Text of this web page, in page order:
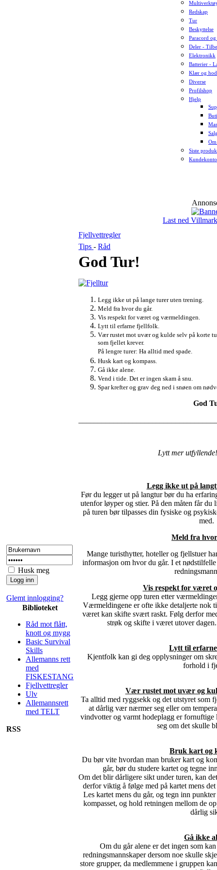
Redskap
Tur
Beskyttelse
Paracord
Deler -
Elektronikk
Batterier -
Klær og
Diverse
Profilshop
Hjelp
Siste
Kundekonto
Husk meg
Glemt innlogging?
Biblioteket
Råd mot flått,
knott og mygg
Basic Survival
Skills
Allemanns rett
med
FISKESTANG
Fjellvettregler
Ulv
Allemannsrett
med TELT
RSS
Last ned
Fjellvettregler
Tips - Råd
God Tur!
Legg ikke ut på lange turer uten trening.
Meld fra hvor du går.
Vis respekt for været og værmeldingen.
Lytt til erfarne fjellfolk.
Vær rustet mot uvær og kulde selv på korte
som fjellet krever.
På lengre turer: Ha alltid med spade.
Husk kart og kompass.
Gå ikke alene.
Vend i tide. Det er ingen skam å snu.
Spar krefter og grav deg ned i snøen om
God
Lytt mer
Legg ikke ut på
Før du legger ut på langtur bør du ha
utenfor løyper og stier. På den måten får
på turen bør tilpasses din fysiske og
med.
Meld fra
Mange turisthytter, hoteller og fjellstuer
informasjon om hvor du går. I et
Vis respekt for været
Legg gjerne opp turen etter
Værmeldingene er ofte ikke detaljerte nok
været kan skifte svært raskt. Følg derfor
strøk og skifte i været utover
Lytt til
Kjentfolk kan gi deg opplysninger om
forhold i
Vær rustet mot uvær og
Ta alltid med ryggsekk og det utstyret som
at dårlig vær nærmer seg eller om
vindvotter og varmt hodeplagg er
seg om det skulle
Bruk kart og
Du bør vite hvordan man bruker kart og
går, bør du studere kartet og tegne
Om det blir dårligere sikt under turen, kan
derfor viktig å følge med på kartet mens
Les kartet mens du går, og tegn inn
kompasset, og hold retningen mellom de
dårlig
Gå ikke
Om du går alene er det ingen som
redningsmannskaper dersom noe skulle
store grupper, da medlemmene i gruppen